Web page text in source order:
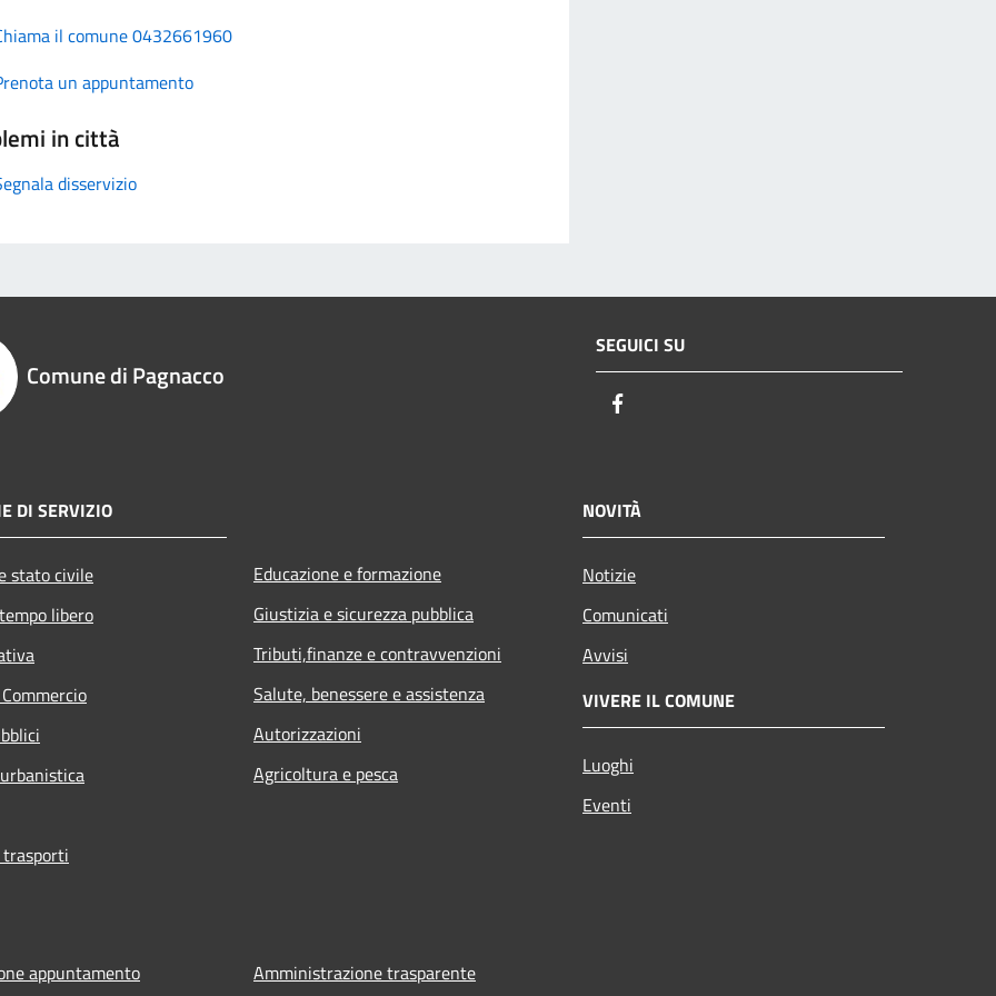
il comune 0432661960
un appuntamento
in città
disservizio
Comune di Pagnacco
SEGUICI SU
DI SERVIZIO
stato civile
libero
Educazione e formazione
Giustizia e sicurezza pubblica
Tributi,finanze e contravvenzioni
Salute, benessere e assistenza
Autorizzazioni
Agricoltura e pesca
NOVITÀ
Notizie
Comunicati
Avvisi
VIVERE IL COMUNE
Luoghi
Eventi
appuntamento Amministrazione trasparente